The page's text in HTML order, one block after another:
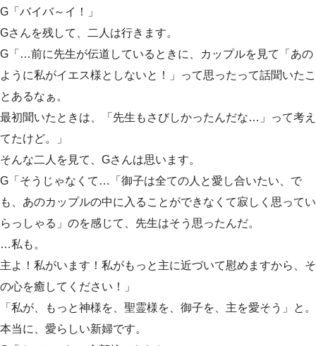
G「バイバ～イ！」
Gさんを残して、二人は行きます。
G「…前に先生が伝道しているときに、カップルを見て「あの
ように私がイエス様としないと！」って思ったって話聞いたこ
とあるなぁ。
最初聞いたときは、「先生もさびしかったんだな…」って考え
てたけど。」
そんな二人を見て、Gさんは思います。
G「そうじゃなくて…「御子は全ての人と愛し合いたい、で
も、あのカップルの中に入ることができなくて寂しく思ってい
らっしゃる」のを感じて、先生はそう思ったんだ。
…私も。
主よ！私がいます！私がもっと主に近づいて慰めますから、そ
の心を癒してください！」
「私が、もっと神様を、聖霊様を、御子を、主を愛そう」と。
本当に、愛らしい新婦です。